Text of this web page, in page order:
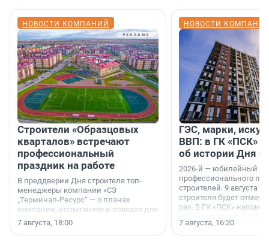
НОВОСТИ КОМПАНИЙ
Строители «Образцовых
кварталов» встречают
профессиональный
праздник на работе
В преддверии Дня строителя топ-
менеджеры компании «СЗ
„Терминал-Ресурс“ — о планах
компании, испытаниях и поводах для
осторожного оптимизма.
7 августа, 18:00
НОВОСТИ
ГЭС, марки,
ВВП: в ГК «ПСК»
об истории Дня
2026-й — юбилейный
профессионального
строителей. 9 августа
строителя будет
раз. В ГК «ПСК»
поменялась роль
7 августа, 16:20